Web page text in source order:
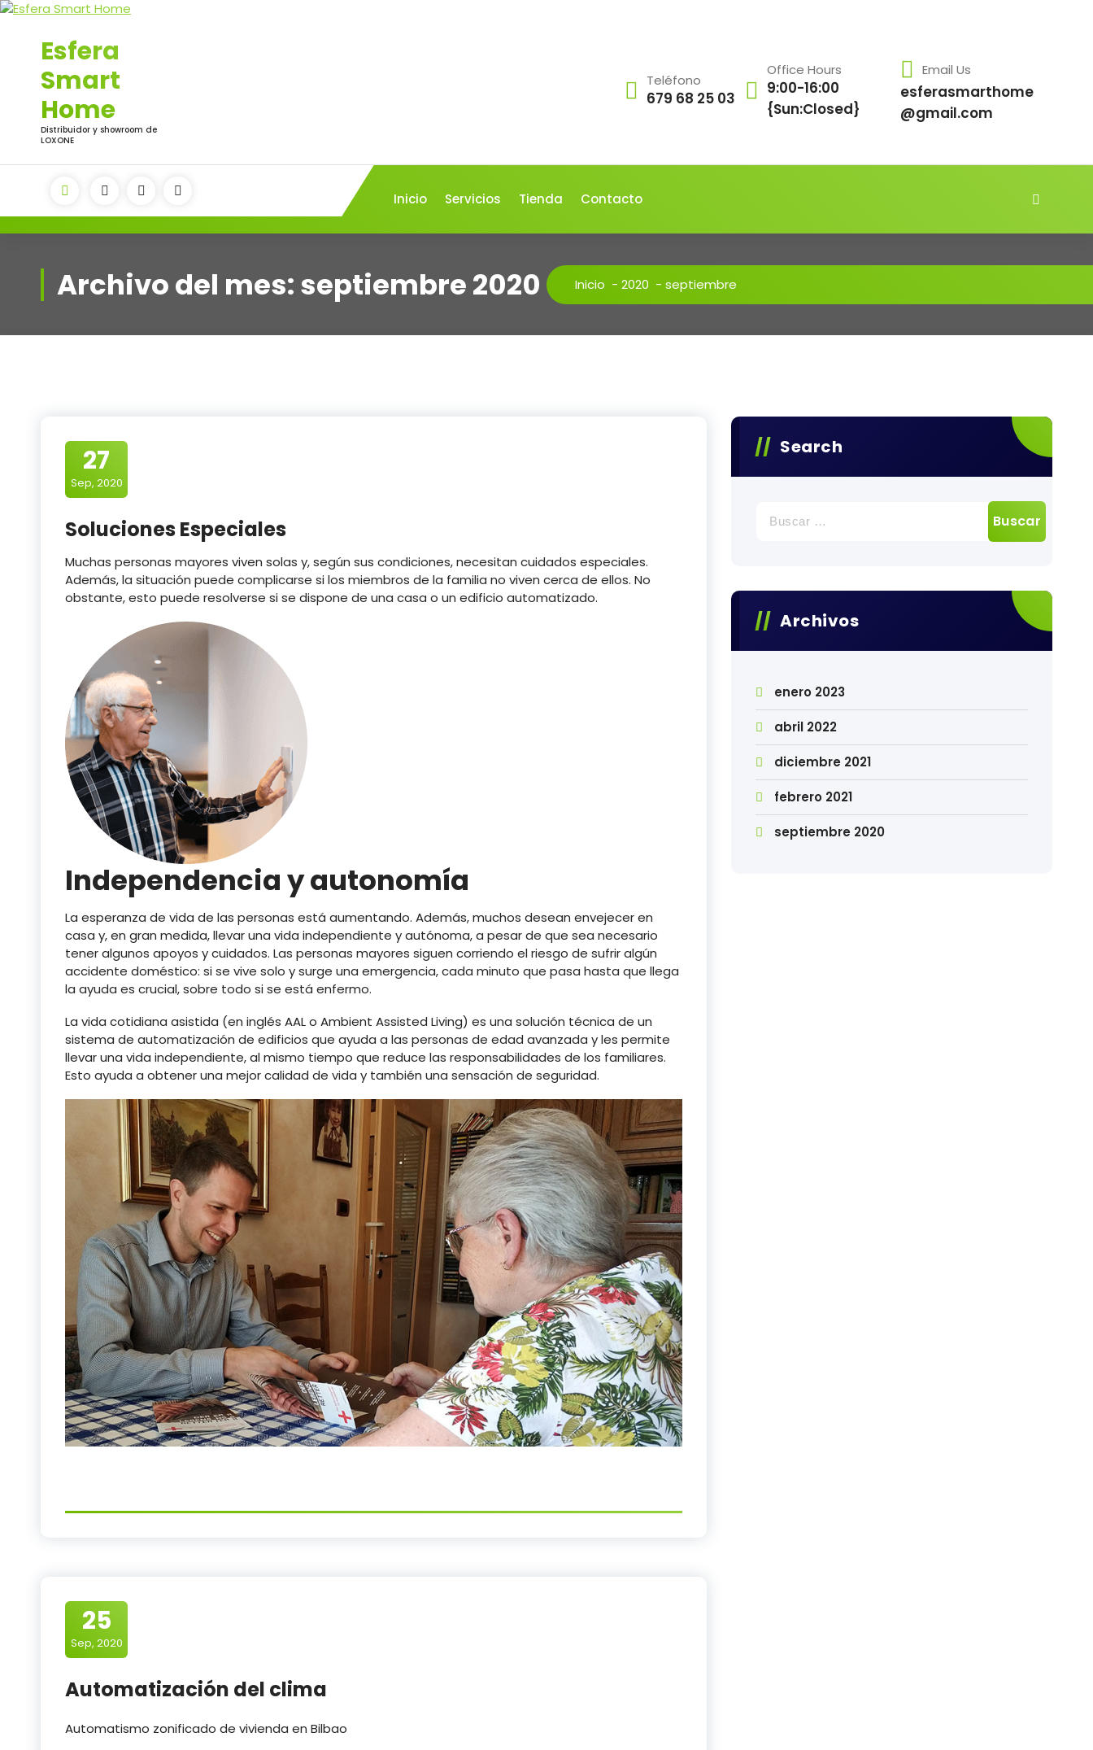
Saltar
contenidoEsfera
Smart
Home
Distribuidor y showroom de
LOXONE
Teléfono
679 68 25 03
Office Hours
9:00-16:00
{Sun:Closed}
Email Us
esferasmarthome
@gmail.com
Inicio Servicios Tienda Contacto
Archivo del mes: septiembre 2020 Inicio - 2020 - septiembre
27
Sep, 2020
Soluciones Especiales
Muchas personas mayores viven solas y, según sus condiciones, necesitan cuidados especiales.
Además, la situación puede complicarse si los miembros de la familia no viven cerca de ellos. No
obstante, esto puede resolverse si se dispone de una casa o un edificio automatizado.
Independencia y autonomía
La esperanza de vida de las personas está aumentando. Además, muchos desean envejecer en
casa y, en gran medida, llevar una vida independiente y autónoma, a pesar de que sea necesario
tener algunos apoyos y cuidados. Las personas mayores siguen corriendo el riesgo de sufrir algún
accidente doméstico: si se vive solo y surge una emergencia, cada minuto que pasa hasta que llega
la ayuda es crucial, sobre todo si se está enfermo.
La vida cotidiana asistida (en inglés AAL o Ambient Assisted Living) es una solución técnica de un
sistema de automatización de edificios que ayuda a las personas de edad avanzada y les permite
llevar una vida independiente, al mismo tiempo que reduce las responsabilidades de los familiares.
Esto ayuda a obtener una mejor calidad de vida y también una sensación de seguridad.
25
Sep, 2020
Automatización del clima
Automatismo zonificado de vivienda en Bilbao
Search
Archivos
enero 2023
abril 2022
diciembre 2021
febrero 2021
septiembre 2020